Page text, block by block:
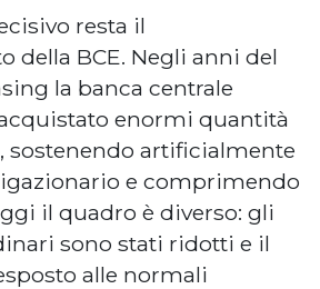
resta il
della BCE. Negli anni del
la banca centrale
enormi quantità
sostenendo artificialmente
e comprimendo
il quadro è diverso: gli
sono stati ridotti e il
alle normali